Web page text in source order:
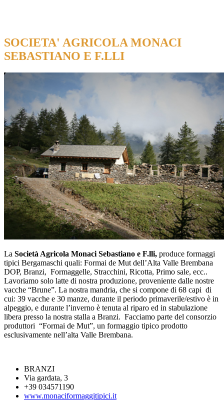
SOCIETA' AGRICOLA MONACI
SEBASTIANO E F.LLI
La Società Agricola Monaci Sebastiano e F.lli, produce formaggi
tipici Bergamaschi quali: Formai de Mut dell’Alta Valle Brembana
DOP, Branzi, Formaggelle, Stracchini, Ricotta, Primo sale, ecc..
Lavoriamo solo latte di nostra produzione, proveniente dalle nostre
vacche “Brune”. La nostra mandria, che si compone di 68 capi di
cui: 39 vacche e 30 manze, durante il periodo primaverile/estivo è in
alpeggio, e durante l’inverno è tenuta al riparo ed in stabulazione
libera presso la nostra stalla a Branzi. Facciamo parte del consorzio
produttori “Formai de Mut”, un formaggio tipico prodotto
esclusivamente nell’alta Valle Brembana.
BRANZI
Via gardata, 3
+39 034571190
www.monaciformaggitipici.it